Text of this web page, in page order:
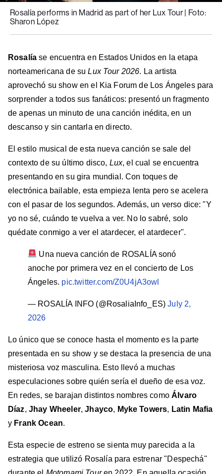
Rosalía performs in Madrid as part of her Lux Tour | Foto:
Sharon López
Rosalía se encuentra en Estados Unidos en la etapa
norteamericana de suLux Tour 2026. La artista
aprovechó su show en el Kia Forum de Los Ángeles para
sorprender a todos sus fanáticos: presentó un fragmento
de apenas un minuto de una canción inédita, en un
descanso y sin cantarla en directo.
El estilo musical de esta nueva canción se sale del
contexto de su último disco, Lux, el cual se encuentra
presentando en su gira mundial. Con toques de
electrónica bailable, esta empieza lenta pero se acelera
con el pasar de los segundos. Además, un verso dice: "Y
yo no sé, cuándo te vuelva a ver. No lo sabré, solo
quédate conmigo a ver el atardecer, el atardecer".
Una nueva canción de ROSALÍA sonó
anoche por primera vez en el concierto de Los
Ángeles. pic.twitter.com/Z0U4jA3owl
— ROSALÍA INFO (@RosaliaInfo_ES)July 2,
2026
Lo único que se conoce hasta el momento es la parte
presentada en su show y se destaca la presencia de una
misteriosa voz masculina. Esto llevó a muchas
especulaciones sobre quién sería el dueño de esa voz.
En redes, se barajan distintos nombres comoÁlvaro
Díaz, Jhay Wheeler,Jhayco, Myke Towers, Latin Mafia
y Frank Ocean.
Esta especie de estreno se sienta muy parecida a la
estrategia que utilizó Rosalía para estrenar "Despechá"